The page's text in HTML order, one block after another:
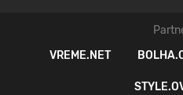
VREME.NET